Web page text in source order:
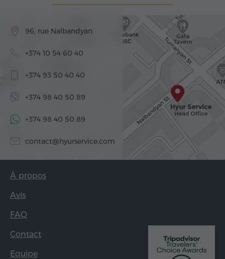
96, rue Nalbandyan
+374 10 54 60 40
+374 93 50 40 40
+374 98 40 50 89
+374 98 40 50 89
contact@hyurservice.com
À propos
Avis
FAQ
Contact
Equipe